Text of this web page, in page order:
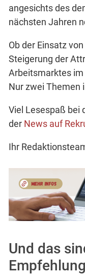
angesichts des
nächsten Jahren
Ob der Einsatz
Steigerung der
Arbeitsmarktes
Nur zwei Themen
Viel Lesespaß bei
der News auf
Ihr
Und das